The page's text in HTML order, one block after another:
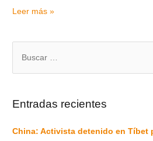
Leer más »
Entradas recientes
China: Activista detenido en Tíbet